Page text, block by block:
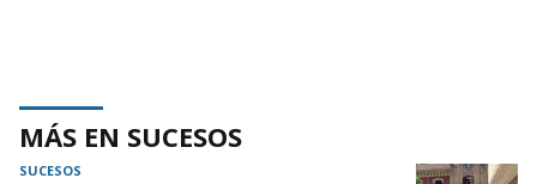
MÁS EN SUCESOS
SUCESOS